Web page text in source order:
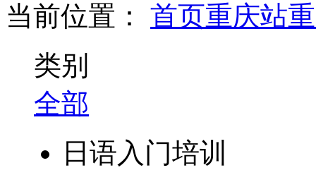
当前位置： 首页重庆站
类别
全部
日语入门培训